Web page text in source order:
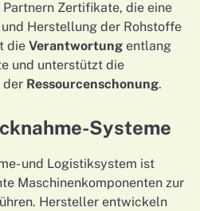
Zertifikate, die eine
Herstellung der Rohstoffe
die Verantwortung entlang
und unterstützt die
der Ressourcenschonung.
Systeme
und Logistiksystem ist
Maschinenkomponenten zur
Hersteller entwickeln